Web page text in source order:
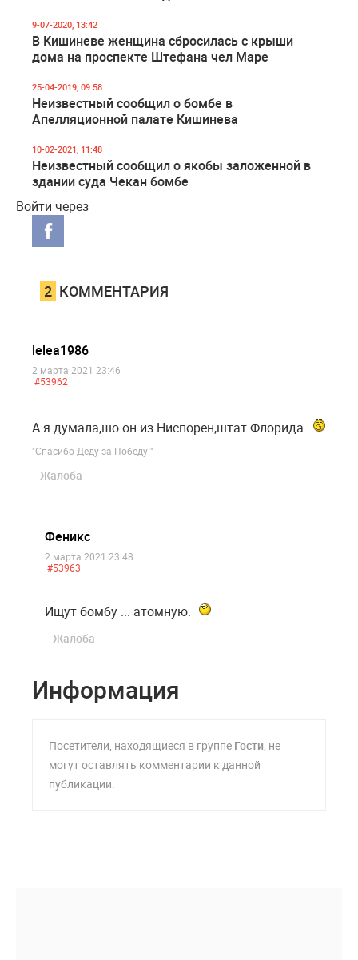
9-07-2020, 13:42
В Кишиневе женщина сбросилась с крыши
дома на проспекте Штефана чел Маре
25-04-2019, 09:58
Неизвестный сообщил о бомбе в
Апелляционной палате Кишинева
10-02-2021, 11:48
Неизвестный сообщил о якобы заложенной в
здании суда Чекан бомбе
Войти через
2 КОММЕНТАРИЯ
lelea1986
2 марта 2021 23:46
#53962
А я думала,шо он из Ниспорен,штат Флорида.
"Спасибо Деду за Победу!"
Жалоба
Феникс
2 марта 2021 23:48
#53963
Ищут бомбу ... атомную.
Жалоба
Информация
Посетители, находящиеся в группе Гости, не
могут оставлять комментарии к данной
публикации.